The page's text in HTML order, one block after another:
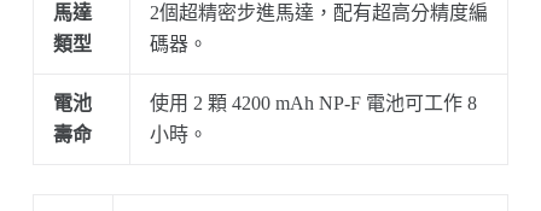
馬達
類型
2個超精密步進馬達，配有超高分精度編
碼器。
電池
壽命
使用 2 顆 4200 mAh NP-F 電池可工作 8
小時。